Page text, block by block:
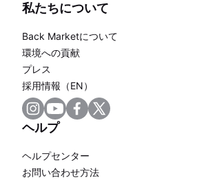
私たちについて
Back Marketについて
環境への貢献
プレス
採用情報（EN）
ヘルプ
ヘルプセンター
お問い合わせ方法